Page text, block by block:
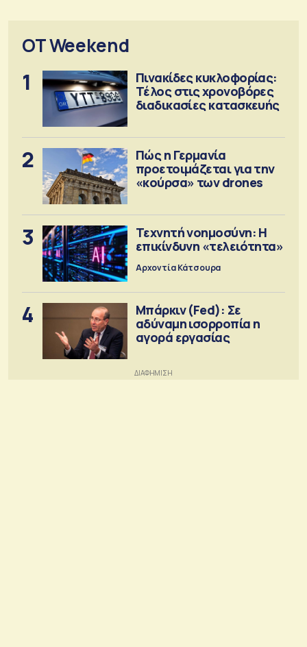
OT Weekend
1
Πινακίδες κυκλοφορίας:
Τέλος στις χρονοβόρες
διαδικασίες κατασκευής
2
Πώς η Γερμανία
προετοιμάζεται για την
«κούρσα» των drones
3
Τεχνητή νοημοσύνη: Η
επικίνδυνη «τελειότητα»
Αρχοντία Κάτσουρα
4
Μπάρκιν (Fed): Σε
αδύναμη ισορροπία η
αγορά εργασίας